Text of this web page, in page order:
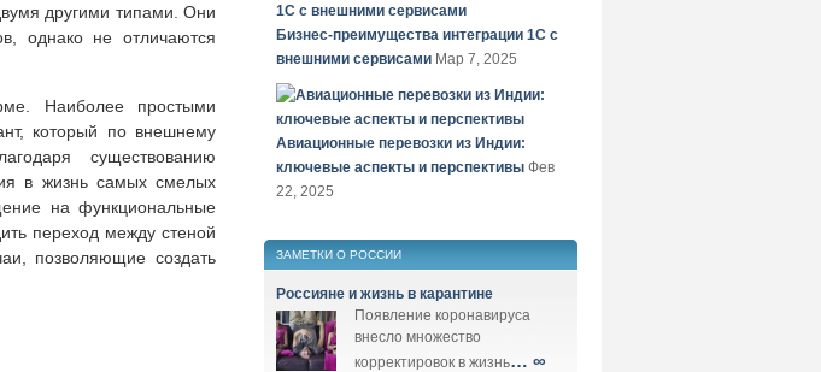
другими типами. Они
однако не отличаются
Наиболее простыми
который по внешнему
существованию
в жизнь самых смелых
на функциональные
переход между стеной
позволяющие создать
Бизнес-преимущества интеграции 1С с
внешними сервисами Мар 7, 2025
Авиационные перевозки из Индии:
ключевые аспекты и перспективы Фев
22, 2025
ЗАМЕТКИ О РОССИИ
Россияне и жизнь в карантине
Появление коронавируса
внесло множество
корректировок в жизнь… ∞